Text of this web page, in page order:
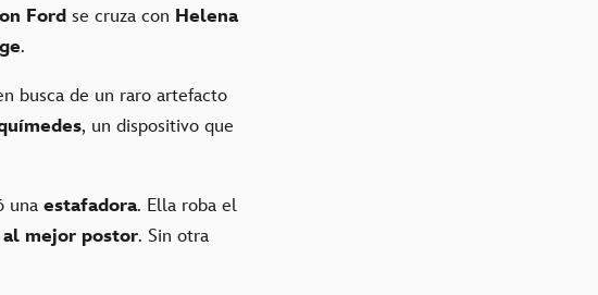
Ford se cruza con Helena
.
busca de un raro artefacto
, un dispositivo que
una estafadora. Ella roba el
mejor postor. Sin otra